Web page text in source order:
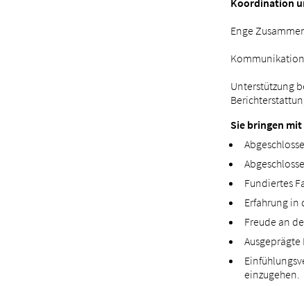
Koordination
Enge
Unterstützung
Sie bringen mit
Fundiertes
Erfahrung
Freude an
einzugehen.